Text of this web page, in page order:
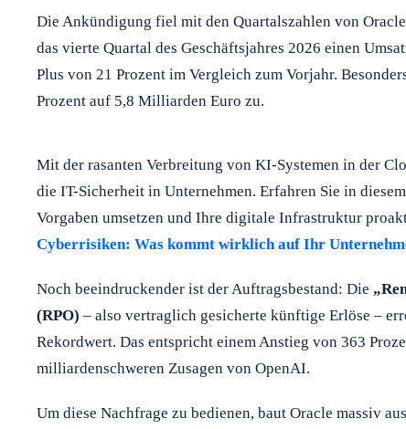
Die Ankündigung fiel mit den Quartalszahlen von
das vierte Quartal des Geschäftsjahres 2026 einen
Plus von 21 Prozent im Vergleich zum Vorjahr.
Prozent auf 5,8 Milliarden Euro zu.
Mit der rasanten Verbreitung von KI-Systemen in der
die IT-Sicherheit in Unternehmen. Erfahren Sie in
Vorgaben umsetzen und Ihre digitale Infrastruktur
Cyberrisiken: Was kommt wirklich auf Ihr
Noch beeindruckender ist der Auftragsbestand: Die
(RPO) – also vertraglich gesicherte künftige Erlöse –
Rekordwert. Das entspricht einem Anstieg von 363
milliardenschweren Zusagen von OpenAI.
Um diese Nachfrage zu bedienen, baut Oracle massiv